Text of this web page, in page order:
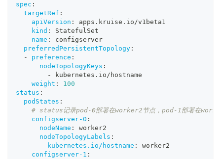
spec :
targetRef :
apiVersion :
apps.kruise.io/v1beta1
kind :
StatefulSet
name :
configserver
preferredPersistentTopology :
-
preference :
nodeTopologyKeys :
-
kubernetes.io/hostname
weight :
100
status :
podStates :
# status记录pod-0部署在worker2节点，pod-1部署在
configserver-0 :
nodeName :
worker2
nodeTopologyLabels :
kubernetes.io/hostname :
worker2
configserver-1 :